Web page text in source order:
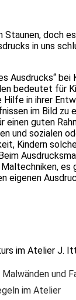
doch
in uns
Ausdrucks“
bedeutet für
in ihrer
im Bild zu
guten
und sozialen
Kindern
es
eigenen
im Atelier J.
und
im Atelier